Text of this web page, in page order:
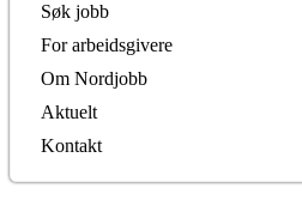
Søk jobb
For arbeidsgivere
Om Nordjobb
Aktuelt
Kontakt